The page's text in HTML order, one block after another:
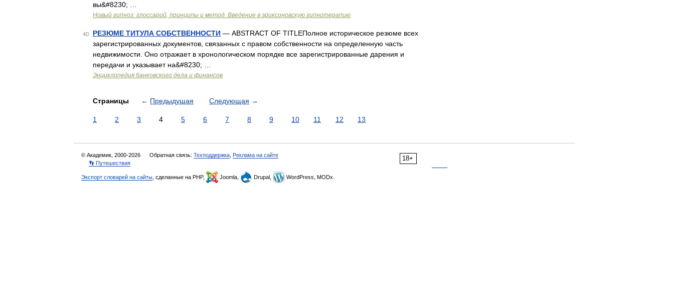
вы&#8230; …
Новый гипноз: глоссарий, принципы и метод. Введение в эриксоновскую гипнотерапию
40 РЕЗЮМЕ ТИТУЛА СОБСТВЕННОСТИ — ABSTRACT OF TITLEПолное историческое резюме всех
зарегистрированных документов, связанных с правом собственности на определенную часть
недвижимости. Оно отражает в хронологическом порядке все зарегистрированные дарения и
передачи и указывает на&#8230; …
Энциклопедия банковского дела и финансов
Страницы ← Предыдущая Следующая →
1 2 3 4 5 6 7 8 9 10 11 12 13
18+
© Академик, 2000-2026 Обратная связь: Техподдержка Реклама на сайте
👣 Путешествия
Экспорт словарей на сайты , сделанные на PHP, Joomla, Drupal, WordPress, MODx.